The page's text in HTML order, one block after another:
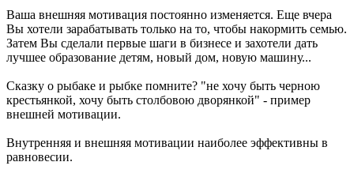
Ваша внешняя мотивация постоянно изменяется. Еще вчера
Вы хотели зарабатывать только на то, чтобы накормить семью.
Затем Вы сделали первые шаги в бизнесе и захотели дать
лучшее образование детям, новый дом, новую машину...
Сказку о рыбаке и рыбке помните? "не хочу быть черною
крестьянкой, хочу быть столбовою дворянкой" - пример
внешней мотивации.
Внутренняя и внешняя мотивации наиболее эффективны в
равновесии.